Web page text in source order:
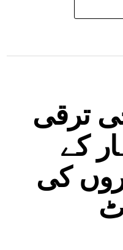
ترقی
کے
کی